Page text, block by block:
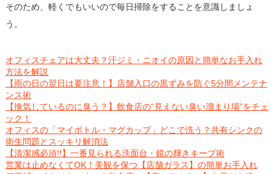
そのため、軽くでもいいので毎日掃除をすることを意識しましょ
う。
オフィスチェアは大丈夫？汗ジミ・ニオイの原因と簡単なお手入れ
方法を解説
【雨の日の翌日は要注意！】店舗入口の黒ずみを防ぐ5分間メンテナ
ンス術
【換気しているのに臭う？】飲食店の“見えない臭い溜まり場”をチェ
ック！
オフィスの「マイボトル・マグカップ」どこで洗う？共有シンクの
衛生問題とスッキリ解消法
【清潔感必須!!】一番見られる洗面台・鏡の輝きキープ術
営業は止めなくてOK！美観を保つ【店舗ガラス】の簡単お手入れ